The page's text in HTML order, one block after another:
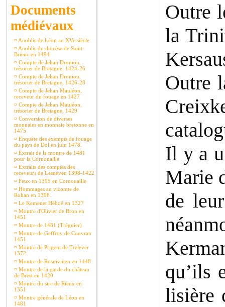
Documents
médiévaux
¤ Anoblis de Léon au XVe siècle
¤ Anoblis du diocèse de Saint-
Brieuc en 1494
¤ Compte de Jehan Droniou,
trésorier de Bretagne, 1424-26
¤ Compte de Jehan Droniou,
trésorier de Bretagne, 1426-28
¤ Compte de Jehan Mauléon,
receveur du fouage en 1427
¤ Compte de Jehan Mauléon,
trésorier de Bretagne, 1429
¤ Conversion de diverses
monnaies en monnaie bretonne en
1475
¤ Enquête des exempts de fouage
du pays de Dol en juin 1478.
¤ Extrait de la montre de 1481
pour la Cornouaille
¤ Extraits des comptes des
receveurs de Lesneven 1398-1422
¤ Feux en 1395 en Cornouaille
¤ Hommages au vicomte de
Rohan en 1396
¤ Le Kemenet Héboé en 1327
¤ Montre d'Olivier de Bron en
1451
¤ Montre de 1481 (Tréguier)
¤ Montre de Geffroy de Couvran
1451
¤ Montre de Prigent de Trelever
1372
¤ Montre de Rosnivinen en 1448
¤ Montre de la garde du château
de Brest en 1420
¤ Montre du sire de Rieux en
1351
¤ Montre générale de Léon en
1481
Outre
la
Outre
Il y a
Marie
de
qu’ils
lisière